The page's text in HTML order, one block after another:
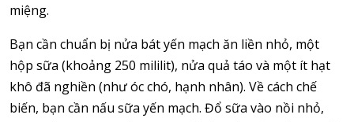
miệng.
Bạn cần chuẩn bị nửa bát yến mạch ăn liền nhỏ, một
hộp sữa (khoảng 250 mililit), nửa quả táo và một ít hạt
khô đã nghiền (như óc chó, hạnh nhân). Về cách chế
biến, bạn cần nấu sữa yến mạch. Đổ sữa vào nồi nhỏ,